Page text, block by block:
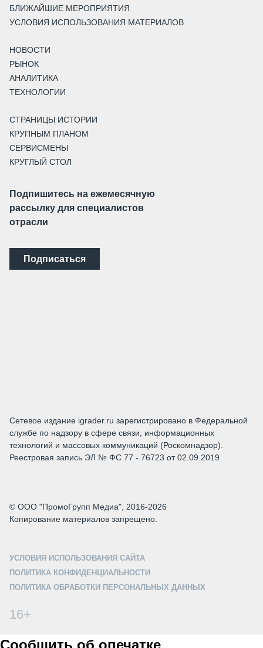
БЛИЖАЙШИЕ МЕРОПРИЯТИЯ
УСЛОВИЯ ИСПОЛЬЗОВАНИЯ МАТЕРИАЛОВ
НОВОСТИ
РЫНОК
АНАЛИТИКА
ТЕХНОЛОГИИ
СТРАНИЦЫ ИСТОРИИ
КРУПНЫМ ПЛАНОМ
СЕРВИСМЕНЫ
КРУГЛЫЙ СТОЛ
Подпишитесь на ежемесячную
рассылку для специалистов
отрасли
Подписаться
Сетевое издание igrader.ru зарегистрировано в Федеральной
службе по надзору в сфере связи, информационных
технологий и массовых коммуникаций (Роскомнадзор).
Реестровая запись ЭЛ № ФС 77 - 76723 от 02.09.2019
© ООО "ПромоГрупп Медиа", 2016-2026
Копирование материалов запрещено.
УСЛОВИЯ ИСПОЛЬЗОВАНИЯ САЙТА
ПОЛИТИКА КОНФИДЕНЦИАЛЬНОСТИ
ПОЛИТИКА ОБРАБОТКИ ПЕРСОНАЛЬНЫХ ДАННЫХ
16+
Сообщить об опечатке